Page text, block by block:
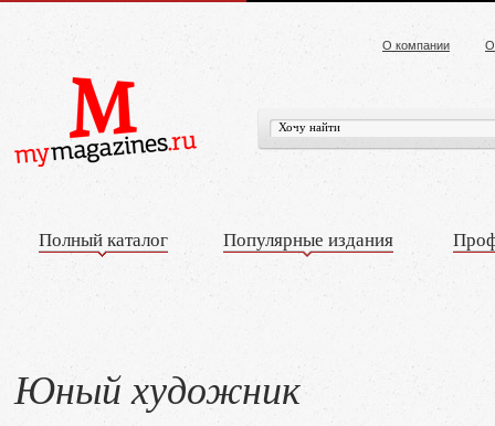
О компании
Полный каталог Популярные издания
Юный художник